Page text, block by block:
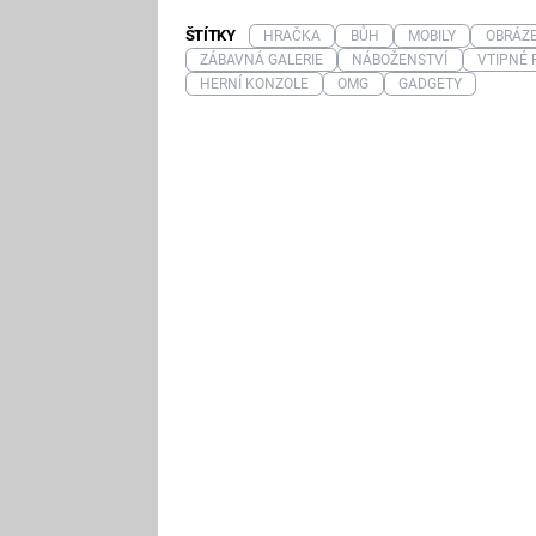
ŠTÍTKY HRAČKA BŮH MOBILY
ZÁBAVNÁ GALERIE
NÁBOŽENSTVÍ
VTIPNÉ
HERNÍ KONZOLE
OMG GADGETY